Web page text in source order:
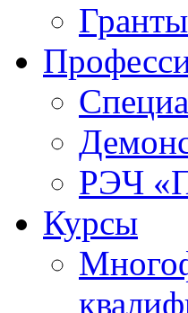
Гранты
РЭЧ
Курсы